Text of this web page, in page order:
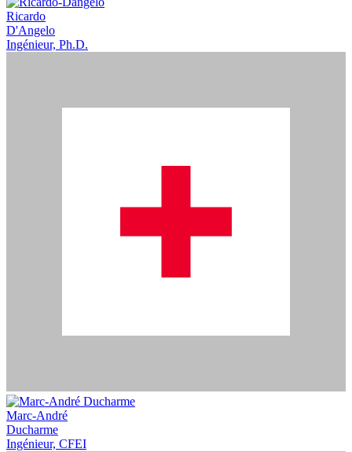
Ricardo
D'Angelo
Ingénieur, Ph.D.
Marc-André
Ducharme
Ingénieur, CFEI